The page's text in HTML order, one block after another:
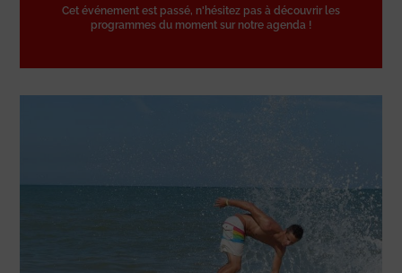
Cet événement est passé, n'hésitez pas à découvrir les
programmes du moment sur notre agenda !